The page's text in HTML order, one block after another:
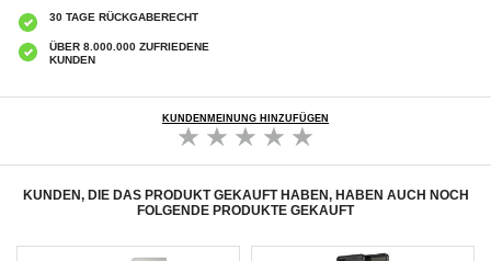
30 TAGE RÜCKGABERECHT
ÜBER 8.000.000 ZUFRIEDENE
KUNDEN
KUNDENMEINUNG HINZUFÜGEN
KUNDEN, DIE DAS PRODUKT GEKAUFT HABEN, HABEN AUCH NOCH
FOLGENDE PRODUKTE GEKAUFT